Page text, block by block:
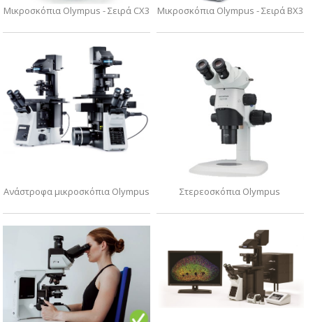
Μικροσκόπια Olympus - Σειρά CX3 Μικροσκόπια Olympus - Σειρά BX3
Ανάστροφα μικροσκόπια Olympus Στερεοσκόπια Olympus